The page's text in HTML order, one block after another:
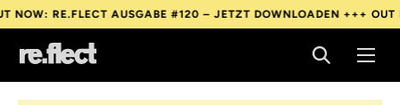
RE.FLECT AUSGABE #120 – JETZT DOWNLOADEN +++OUT NOW:
RE.FLECT AUSGABE #120 – JETZT DOWNLOADEN +++